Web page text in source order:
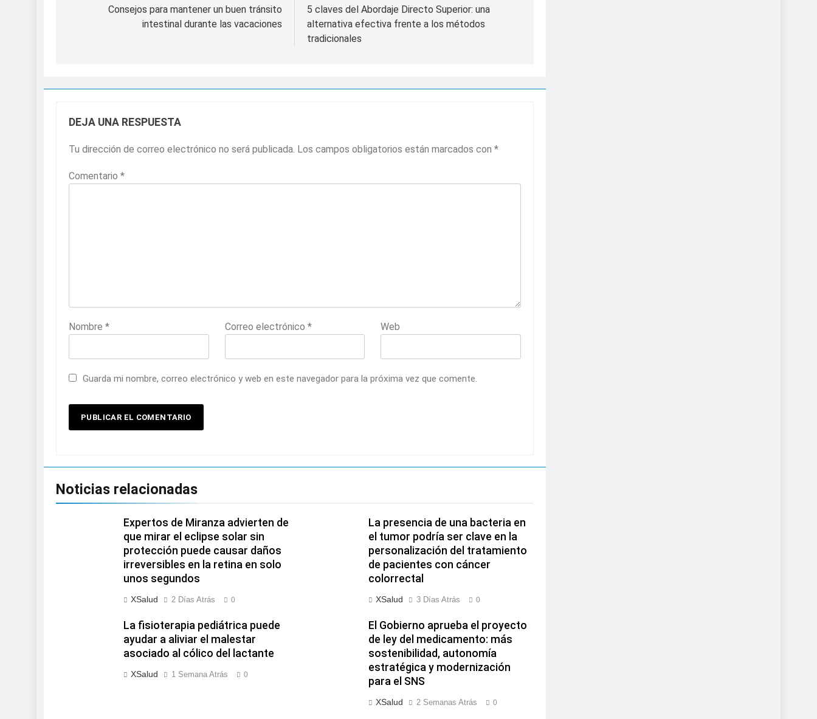
Consejos para mantener un buen tránsito
intestinal durante las vacaciones
5 claves del Abordaje Directo Superior: una
alternativa efectiva frente a los métodos
tradicionales
DEJA UNA RESPUESTA
Tu dirección de correo electrónico no será publicada. Los campos obligatorios están marcados con *
Comentario *
Nombre * Correo electrónico * Web
Guarda mi nombre, correo electrónico y web en este navegador para la próxima vez que comente.
Noticias relacionadas
Expertos de Miranza advierten de
que mirar el eclipse solar sin
protección puede causar daños
irreversibles en la retina en solo
unos segundos
XSalud 2 Días Atrás 0
La presencia de una bacteria en
el tumor podría ser clave en la
personalización del tratamiento
de pacientes con cáncer
colorrectal
XSalud 3 Días Atrás 0
La fisioterapia pediátrica puede
ayudar a aliviar el malestar
asociado al cólico del lactante
XSalud 1 Semana Atrás 0
El Gobierno aprueba el proyecto
de ley del medicamento: más
sostenibilidad, autonomía
estratégica y modernización
para el SNS
XSalud 2 Semanas Atrás 0